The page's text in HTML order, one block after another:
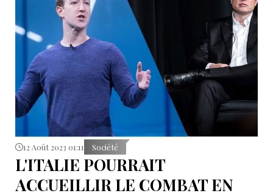
12 Août 2023 01:11 Société
L'ITALIE POURRAIT
ACCUEILLIR LE COMBAT EN